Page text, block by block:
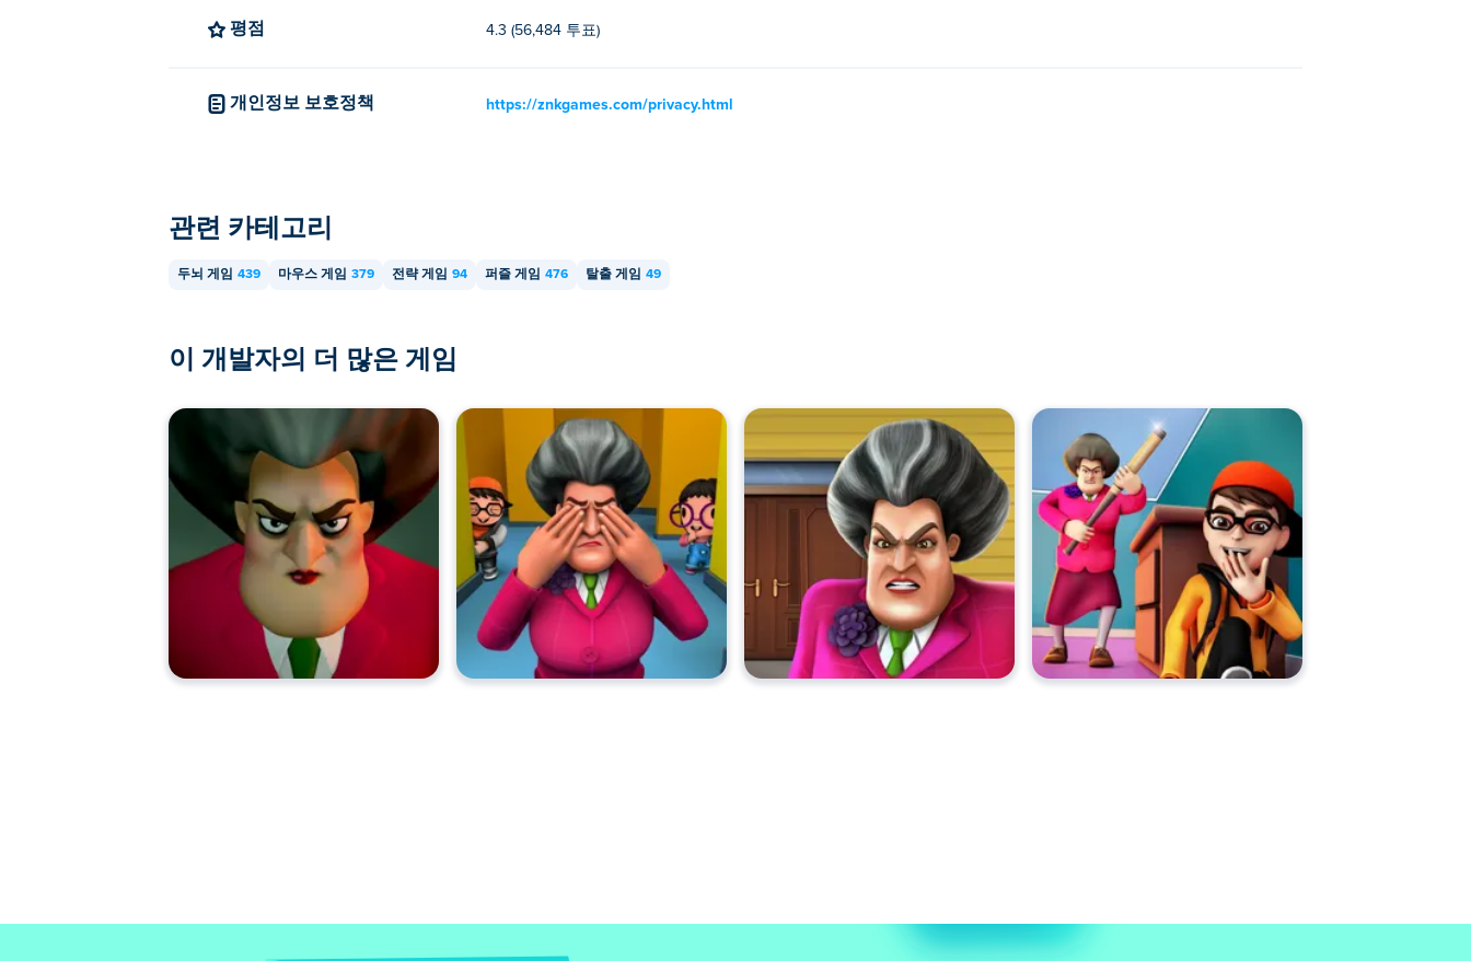
평점 4.3 (56,484 투표)
개인정보 보호정책 https://znkgames.com/privacy.html
관련 카테고리
두뇌 게임 439 마우스 게임 379 전략 게임 94 퍼즐 게임 476 탈출 게임 49
이 개발자의 더 많은 게임